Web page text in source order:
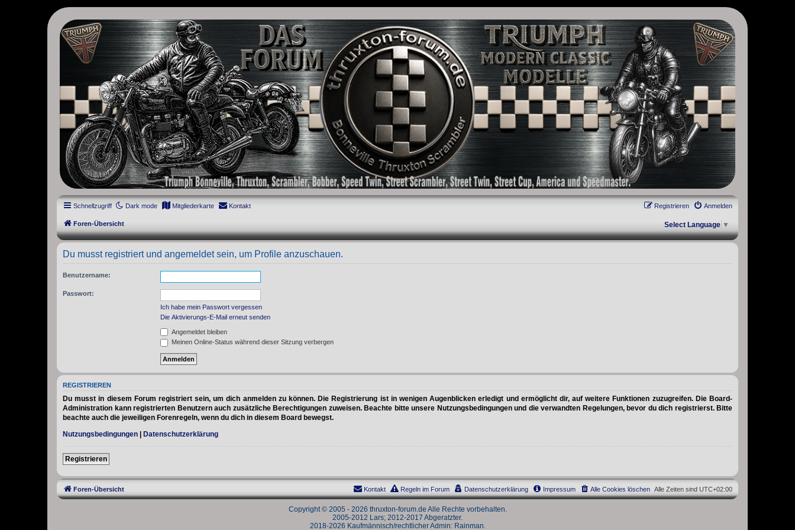
thruxton-forum.de
DAS FORUM! Alles rund um die Triumph Modern Classic Modelle. Das Forum für die New Bonneville Baureihen ab BJ 2001. Triumph Bonneville, Thruxton, Scrambler, Bobber, Speed Twin, Street Scrambler, Street Twin,
Street Cup, America und Speedmaster.
Schnellzugriff Dark mode Mitgliederkarte Kontakt Anmelden
Registrieren
Foren-Übersicht Select Language ▼
Du musst registriert und angemeldet sein, um Profile anzuschauen.
Benutzername:
Passwort:
Ich habe mein Passwort vergessen
Die Aktivierungs-E-Mail erneut senden
Angemeldet bleiben
Meinen Online-Status während dieser Sitzung verbergen
REGISTRIEREN
Du musst in diesem Forum registriert sein, um dich anmelden zu können. Die Registrierung ist in wenigen Augenblicken erledigt und ermöglicht dir, auf weitere Funktionen zuzugreifen. Die Board-
Administration kann registrierten Benutzern auch zusätzliche Berechtigungen zuweisen. Beachte bitte unsere Nutzungsbedingungen und die verwandten Regelungen, bevor du dich registrierst. Bitte
beachte auch die jeweiligen Forenregeln, wenn du dich in diesem Board bewegst.
Nutzungsbedingungen
Datenschutzerklärung
Registrieren
Foren-Übersicht Alle Zeiten sind UTC+02:00
Alle Cookies löschen
Impressum
Datenschutzerklärung
Regeln im Forum
Kontakt
Copyright © 2005 - 2026 thruxton-forum.de Alle Rechte vorbehalten.
2005-2012 Lars; 2012-2017 Abgeratzter.
2018-2026 Kaufmännisch/rechtlicher Admin: Rainman.